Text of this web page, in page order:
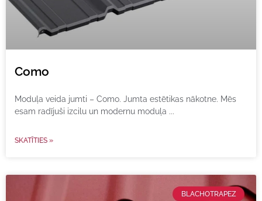
Como
Moduļa veida jumti – Como. Jumta estētikas nākotne. Mēs
esam radījuši izcilu un modernu moduļa
SKATĪTIES »
BLACHOTRAPEZ